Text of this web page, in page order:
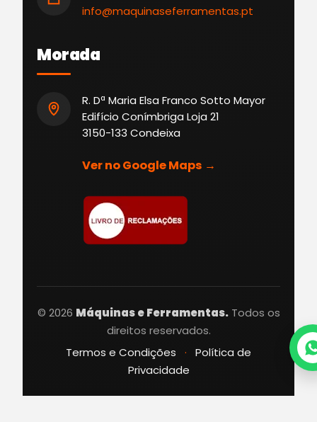
info@maquinaseferramentas.pt
Morada
R. Dª Maria Elsa Franco Sotto Mayor
Edifício Conímbriga Loja 21
3150-133 Condeixa
Ver no Google Maps →
© 2026 Máquinas e Ferramentas.Todos os
direitos reservados.
Termos e Condições
·
Política de
Privacidade